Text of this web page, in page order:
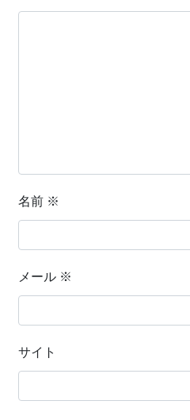
名前 ※
メール ※
サイト